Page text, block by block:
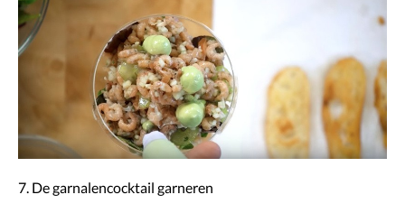
7. De garnalencocktail garneren